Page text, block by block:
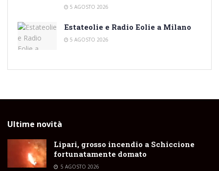
5 AGOSTO 2026
Estateolie e Radio Eolie a Milano
5 AGOSTO 2026
Ultime novità
Lipari, grosso incendio a Schiccione
fortunatamente domato
5 AGOSTO 2026